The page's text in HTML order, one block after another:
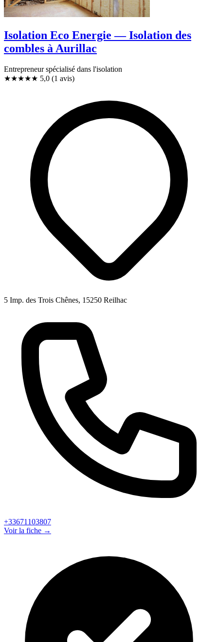
Isolation Eco Energie — Isolation des
combles à Aurillac
Entrepreneur spécialisé dans l'isolation
★★★★★ 5,0 (1 avis)
5 Imp. des Trois Chênes, 15250 Reilhac
+33671103807
Voir la fiche →